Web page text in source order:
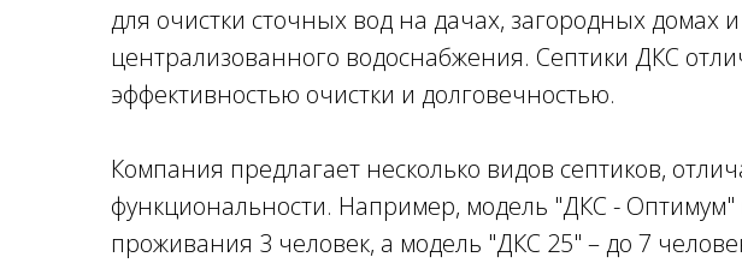
для очистки сточных вод на дачах, загородных домах
централизованного водоснабжения. Септики ДКС
эффективностью очистки и долговечностью.
Компания предлагает несколько видов септиков,
функциональности. Например, модель "ДКС -
проживания 3 человек, а модель "ДКС 25" – до 7